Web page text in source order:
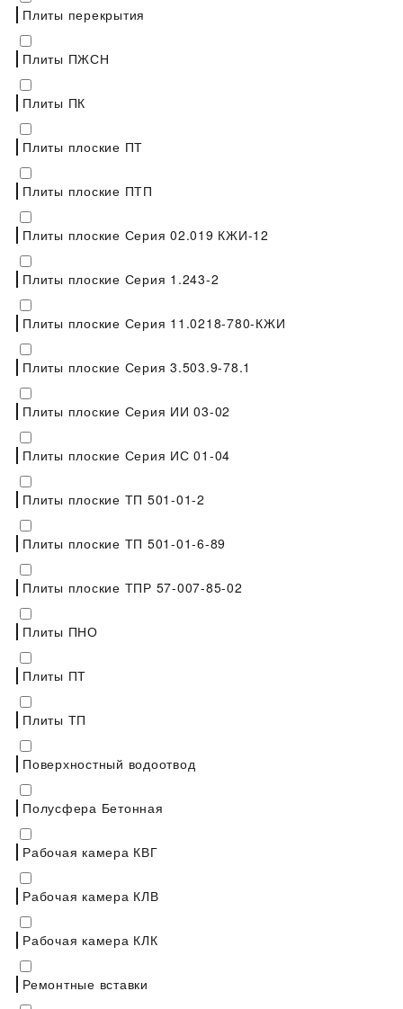
Плиты перекрытия
Плиты ПЖСН
Плиты ПК
Плиты плоские ПТ
Плиты плоские ПТП
Плиты плоские Серия 02.019 КЖИ-12
Плиты плоские Серия 1.243-2
Плиты плоские Серия 11.0218-780-КЖИ
Плиты плоские Серия 3.503.9-78.1
Плиты плоские Серия ИИ 03-02
Плиты плоские Серия ИС 01-04
Плиты плоские ТП 501-01-2
Плиты плоские ТП 501-01-6-89
Плиты плоские ТПР 57-007-85-02
Плиты ПНО
Плиты ПТ
Плиты ТП
Поверхностный водоотвод
Полусфера Бетонная
Рабочая камера КВГ
Рабочая камера КЛВ
Рабочая камера КЛК
Ремонтные вставки